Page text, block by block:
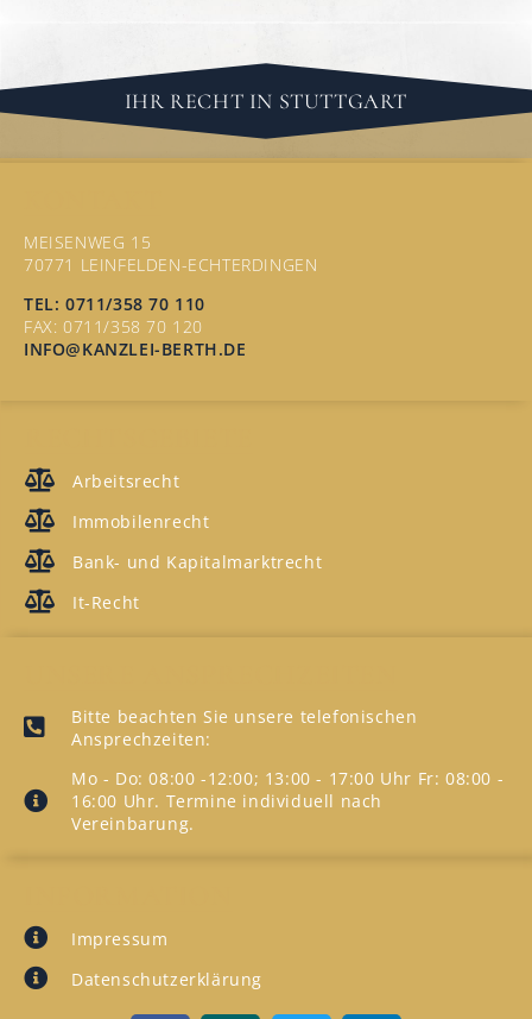
IHR RECHT IN STUTTGART
MEISENWEG 15
70771 LEINFELDEN-ECHTERDINGEN
TEL: 0711/358 70 110
FAX: 0711/358 70 120
INFO@KANZLEI-BERTH.DE
Arbeitsrecht
Immobilenrecht
Bank- und Kapitalmarktrecht
It-Recht
Bitte beachten Sie unsere telefonischen
Ansprechzeiten:
Mo - Do: 08:00 -12:00; 13:00 - 17:00 Uhr Fr: 08:00 -
16:00 Uhr. Termine individuell nach
Vereinbarung.
Impressum
Datenschutzerklärung